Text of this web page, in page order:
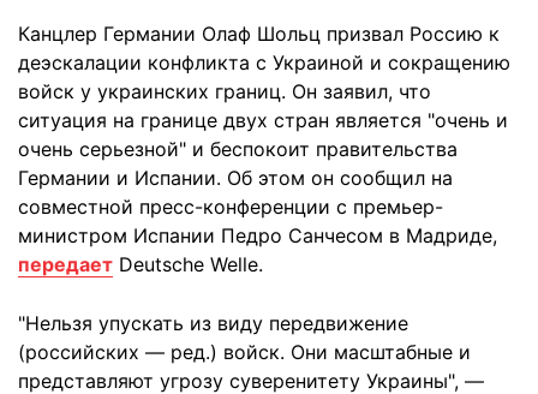
Канцлер Германии Олаф Шольц призвал Россию к
деэскалации конфликта с Украиной и сокращению
войск у украинских границ. Он заявил, что
ситуация на границе двух стран является "очень и
очень серьезной" и беспокоит правительства
Германии и Испании. Об этом он сообщил на
совместной пресс-конференции с премьер-
министром Испании Педро Санчесом в Мадриде,
передает Deutsche Welle.
"Нельзя упускать из виду передвижение
(российских — ред.) войск. Они масштабные и
представляют угрозу суверенитету Украины", —